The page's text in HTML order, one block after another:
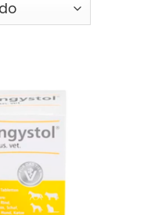
Añadir
lista de
deseos